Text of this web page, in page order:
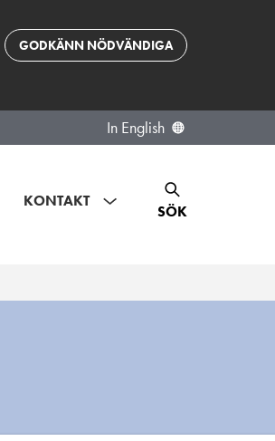
GODKÄNN NÖDVÄNDIGA
In English
KONTAKT
SÖK